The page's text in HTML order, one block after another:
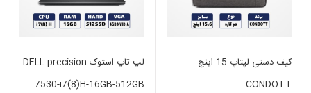
کیف دستی لپتاپ 15 اینچ
CONDOTT
لپ تاپ استوک DELL precision
7530-i7(8)H-16GB-512GB